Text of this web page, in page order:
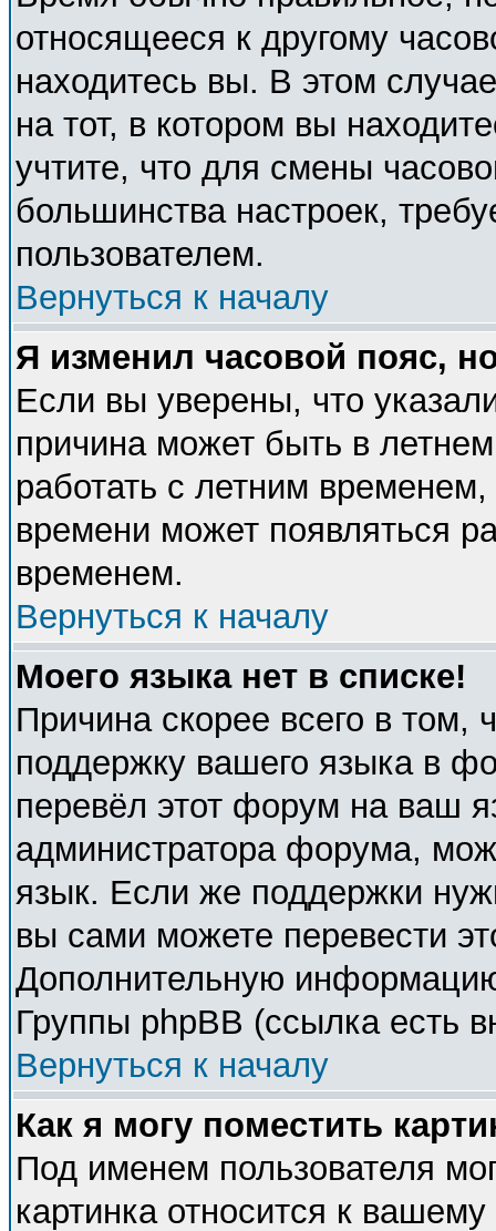
относящееся к другому
находитесь вы. В этом
на тот, в котором вы
учтите, что для смены
большинства настроек,
пользователем.
Вернуться к началу
Я изменил часовой пояс,
Если вы уверены, что
причина может быть в
работать с летним временем,
времени может появляться
временем.
Вернуться к началу
Моего языка нет в списке!
Причина скорее всего в том,
поддержку вашего языка в
перевёл этот форум на ваш
администратора форума,
язык. Если же поддержки
вы сами можете перевести
Дополнительную
Группы phpBB (ссылка есть
Вернуться к началу
Как я могу поместить
Под именем пользователя
картинка относится к